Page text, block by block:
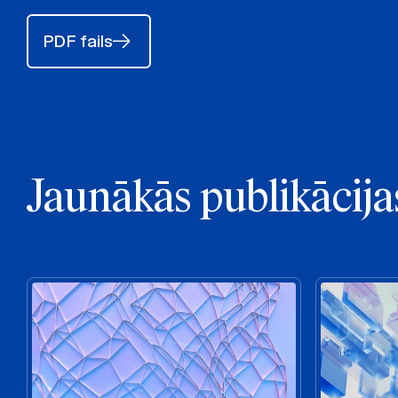
PDF fails
Jaunākās